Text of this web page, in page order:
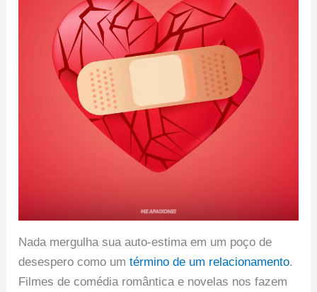
Nada mergulha sua auto-estima em um poço de
desespero como umtérmino de um relacionamento.
Filmes de comédia romântica e novelas nos fazem